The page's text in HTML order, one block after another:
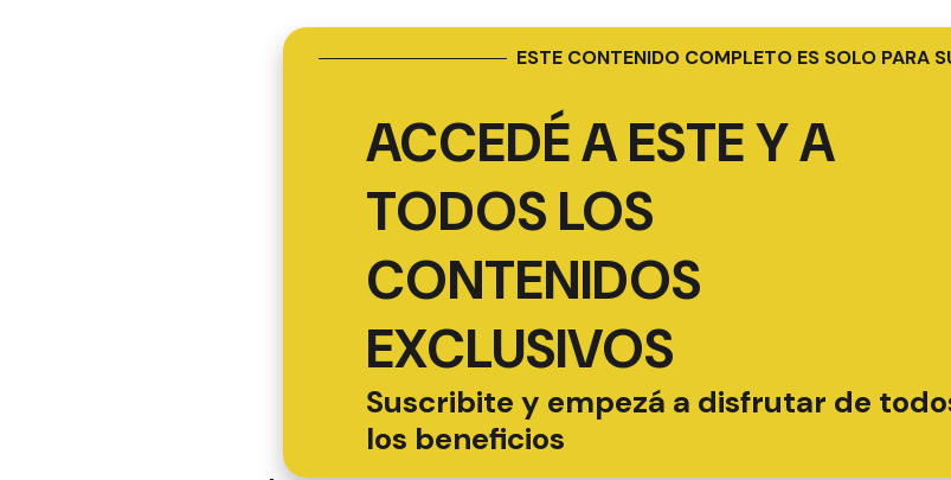
ESTE CONTENIDO COMPLETO ES SOLO PARA
ACCEDÉ A ESTE Y A
TODOS LOS
CONTENIDOS
EXCLUSIVOS
Suscribite y empezá a disfrutar de
los beneficios